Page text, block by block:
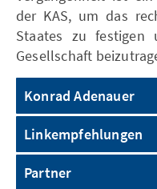
der KAS, um das
Staates zu festigen
Gesellschaft
Konrad Adenauer
Linkempfehlungen
Partner